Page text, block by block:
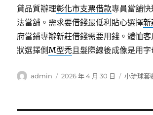
貸品質辦理彰化市支票借款專員當舖
法當舖。需求要借錢最低利貼心選擇新
府當鋪專辦新莊借錢需要用錢。體恤
狀選擇側M型禿且髮際線後成像是用
作
admin
發
2026 年 4 月 30 日
分
小琉球套